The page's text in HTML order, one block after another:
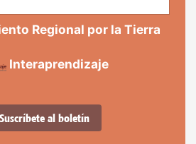
Regional por la Tierra
Interaprendizaje
Suscríbete al boletín